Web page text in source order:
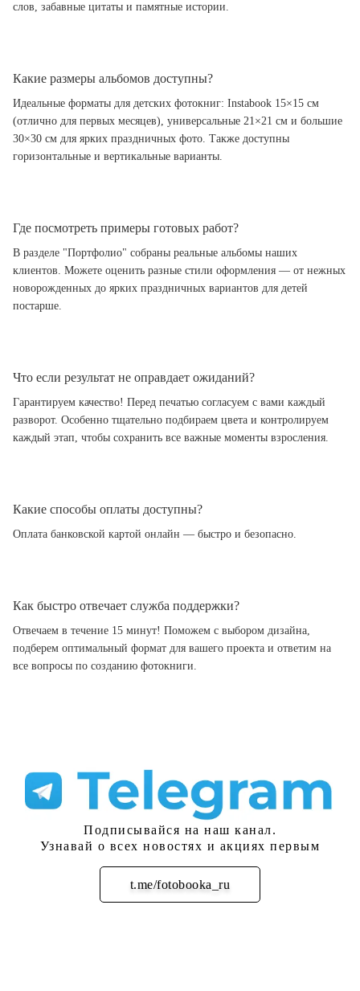
слов, забавные цитаты и памятные истории.
Какие размеры альбомов доступны?
Идеальные форматы для детских фотокниг: Instabook 15×15 см
(отлично для первых месяцев), универсальные 21×21 см и большие
30×30 см для ярких праздничных фото. Также доступны
горизонтальные и вертикальные варианты.
Где посмотреть примеры готовых работ?
В разделе "Портфолио" собраны реальные альбомы наших
клиентов. Можете оценить разные стили оформления — от нежных
новорожденных до ярких праздничных вариантов для детей
постарше.
Что если результат не оправдает ожиданий?
Гарантируем качество! Перед печатью согласуем с вами каждый
разворот. Особенно тщательно подбираем цвета и контролируем
каждый этап, чтобы сохранить все важные моменты взросления.
Какие способы оплаты доступны?
Оплата банковской картой онлайн — быстро и безопасно.
Как быстро отвечает служба поддержки?
Отвечаем в течение 15 минут! Поможем с выбором дизайна,
подберем оптимальный формат для вашего проекта и ответим на
все вопросы по созданию фотокниги.
Подписывайся на наш канал.
Узнавай о всех новостях и акциях первым
t.me/fotobooka_ru
Подписаться